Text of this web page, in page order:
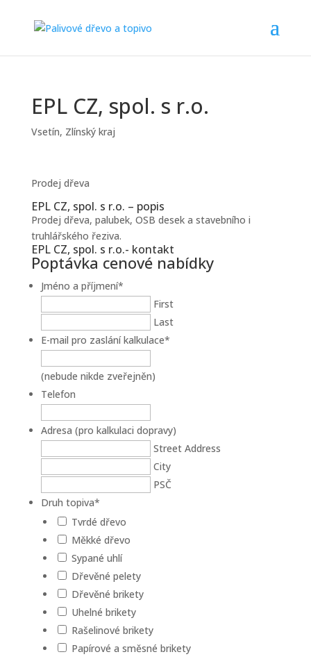
EPL CZ, spol. s r.o.
Vsetín, Zlínský kraj
Prodej dřeva
EPL CZ, spol. s r.o. – popis
Prodej dřeva, palubek, OSB desek a stavebního i
truhlářského řeziva.
EPL CZ, spol. s r.o.- kontakt
Poptávka cenové nabídky
Jméno a příjmení*
First
Last
E-mail pro zaslání kalkulace*
(nebude nikde zveřejněn)
Telefon
Adresa (pro kalkulaci dopravy)
Street Address
City
PSČ
Druh topiva*
Tvrdé dřevo
Měkké dřevo
Sypané uhlí
Dřevěné pelety
Dřevěné brikety
Uhelné brikety
Rašelinové brikety
Papírové a směsné brikety